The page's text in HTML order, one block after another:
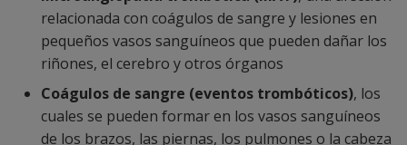
relacionada con coágulos de sangre y lesiones en
pequeños vasos sanguíneos que pueden dañar los
riñones, el cerebro y otros órganos
Coágulos de sangre (eventos trombóticos), los
cuales se pueden formar en los vasos sanguíneos
de los brazos, las piernas, los pulmones o la cabeza